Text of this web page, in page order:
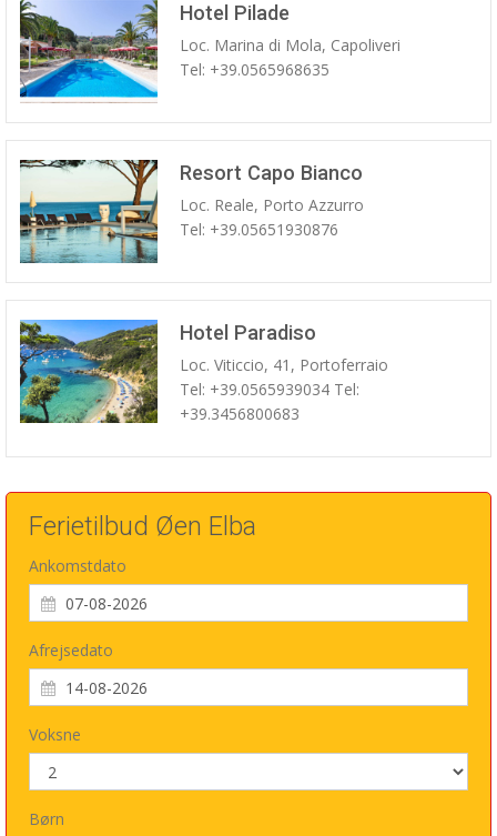
Hotel Pilade
Loc. Marina di Mola, Capoliveri
Tel: +39.0565968635
Resort Capo Bianco
Loc. Reale, Porto Azzurro
Tel: +39.05651930876
Hotel Paradiso
Loc. Viticcio, 41, Portoferraio
Tel: +39.0565939034 Tel:
+39.3456800683
Ferietilbud Øen Elba
Ankomstdato
Afrejsedato
Voksne
Børn